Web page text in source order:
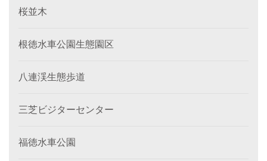
桜並木
根徳水車公園生態園区
八連渓生態歩道
三芝ビジターセンター
福徳水車公園